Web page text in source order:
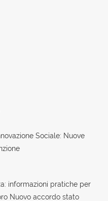
Sociale: Nuove
informazioni pratiche per
Nuovo accordo stato